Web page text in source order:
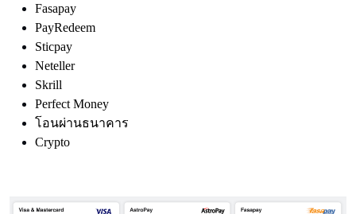
Fasapay
PayRedeem
Sticpay
Neteller
Skrill
Perfect Money
โอนผ่านธนาคาร
Crypto